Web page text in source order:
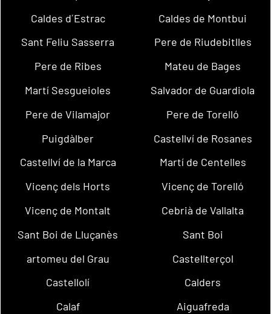
Caldes d´Estrac
Caldes de Montbui
Sant Feliu Sasserra
Pere de Riudebitlles
Pere de Ribes
Mateu de Bages
Martí Sesgueioles
Salvador de Guardiola
Pere de Vilamajor
Pere de Torelló
Puigdàlber
Castellví de Rosanes
Castellví de la Marca
Martí de Centelles
Vicenç dels Horts
Vicenç de Torelló
Vicenç de Montalt
Cebrià de Vallalta
Sant Boi de Lluçanès
Sant Boi
artomeu del Grau
Castellterçol
Castellolí
Calders
Calaf
Aiguafreda